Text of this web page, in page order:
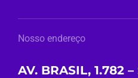
Nosso endereço
AV. BRASIL, 1.782